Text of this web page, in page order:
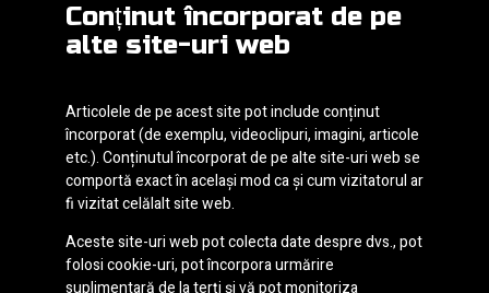
Conținut încorporat de pe
alte site-uri web
Articolele de pe acest site pot include conținut
încorporat (de exemplu, videoclipuri, imagini, articole
etc.). Conținutul încorporat de pe alte site-uri web se
comportă exact în același mod ca și cum vizitatorul ar
fi vizitat celălalt site web.
Aceste site-uri web pot colecta date despre dvs., pot
folosi cookie-uri, pot încorpora urmărire